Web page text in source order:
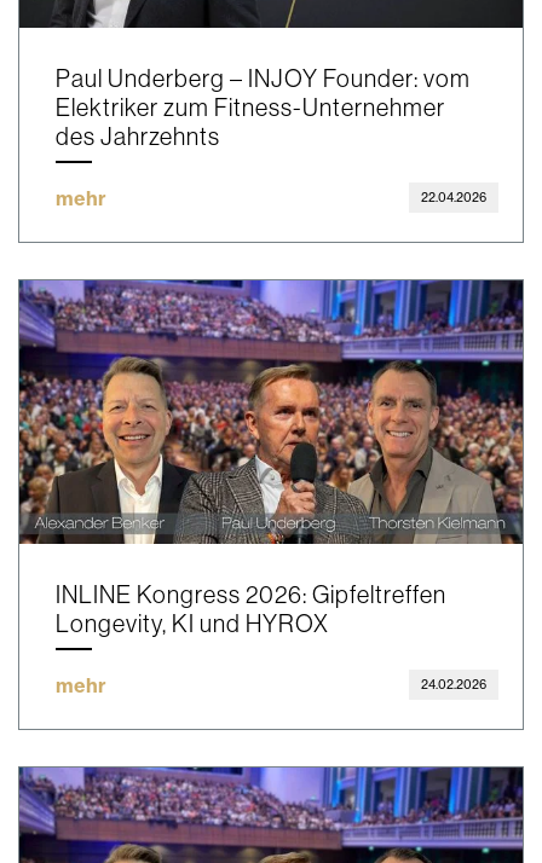
Paul Underberg – INJOY Founder: vom
Elektriker zum Fitness-Unternehmer
des Jahrzehnts
mehr 22.04.2026
INLINE Kongress 2026: Gipfeltreffen
Longevity, KI und HYROX
mehr 24.02.2026